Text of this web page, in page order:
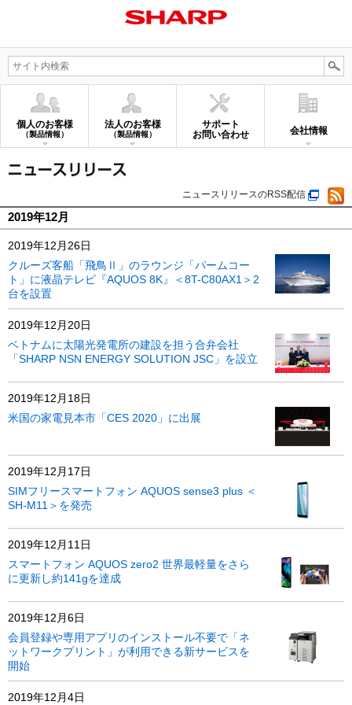
個人のお客様
（製品情報）
法人のお客様
（製品情報）
サポート
お問い合わせ
会社情報
ニュースリリースのRSS配信
2019年12月
2019年12月26日
クルーズ客船「飛鳥Ⅱ」のラウンジ「パームコー
ト」に液晶テレビ『AQUOS 8K』＜8T-C80AX1＞2
台を設置
2019年12月20日
ベトナムに太陽光発電所の建設を担う合弁会社
「SHARP NSN ENERGY SOLUTION JSC」を設立
2019年12月18日
米国の家電見本市「CES 2020」に出展
2019年12月17日
SIMフリースマートフォン AQUOS sense3 plus ＜
SH-M11＞を発売
2019年12月11日
スマートフォン AQUOS zero2 世界最軽量をさら
に更新し約141gを達成
2019年12月6日
会員登録や専用アプリのインストール不要で「ネ
ットワークプリント」が利用できる新サービスを
開始
2019年12月4日